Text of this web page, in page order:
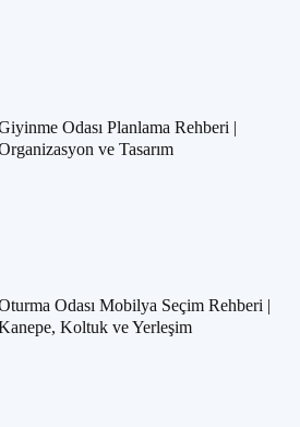
Odası Planlama Rehberi |
ve Tasarım
Odası Mobilya Seçim Rehberi |
Koltuk ve Yerleşim